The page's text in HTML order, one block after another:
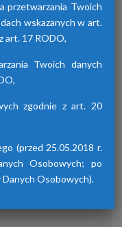
eksploatacji,
lato/zima
przetwarzania Twoich
wskazanych w art.
art. 17 RODO,
Twoich danych
zgodnie z art. 20
(przed 25.05.2018 r.
Osobowych; po
Danych Osobowych).